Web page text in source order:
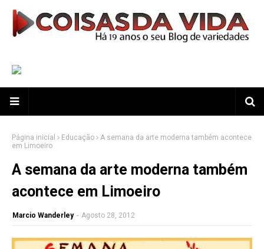
Página inicial Educação
A semana da arte moderna também acontece
em Limoeiro
A semana da arte moderna também
acontece em Limoeiro
Marcio Wanderley - Agosto 28, 2012